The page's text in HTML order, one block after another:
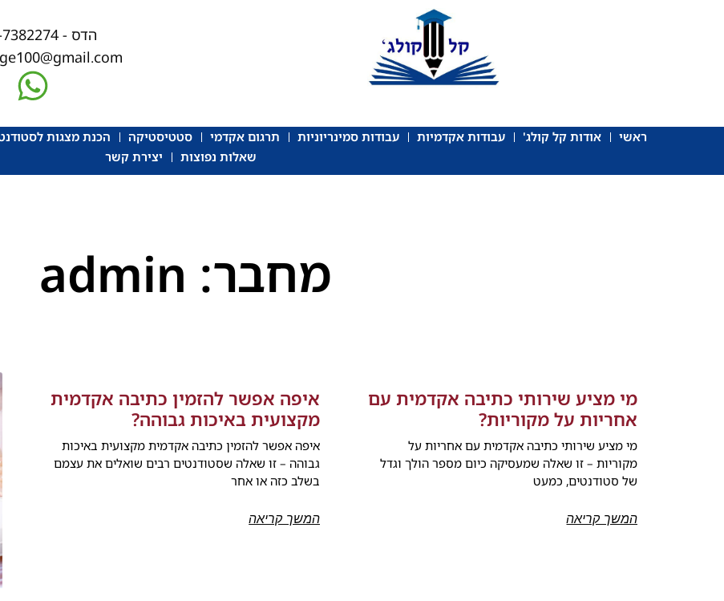
הדס - 058-7382274
ראשי אודות קל קולג' עבודות אקדמיות עבודות סמינריוניות תרגום אקדמי סטטיסטיקה הכנת מצגות
שאלות נפוצות
יצירת קשר
מחבר: admin
מי מציע שירותי כתיבה אקדמית עם
אחריות על מקוריות?
מי מציע שירותי כתיבה אקדמית עם אחריות על
מקוריות – זו שאלה שמעסיקה כיום מספר הולך וגדל
של סטודנטים, כמעט
המשך קריאה
איפה אפשר להזמין כתיבה אקדמית
מקצועית באיכות גבוהה?
איפה אפשר להזמין כתיבה אקדמית מקצועית באיכות
גבוהה – זו שאלה שסטודנטים רבים שואלים את עצמם
בשלב כזה או אחר
המשך קריאה